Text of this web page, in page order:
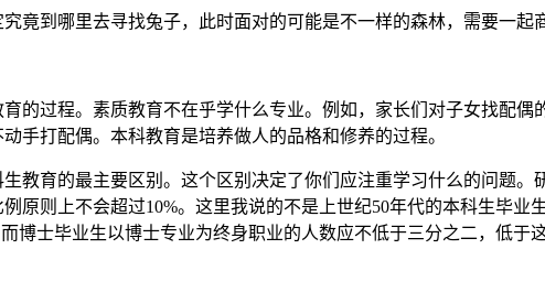
竟到哪里去寻找兔子，此时面对的可能是不一样的森林，需要一起
的过程。素质教育不在乎学什么专业。例如，家长们对子女找配偶
手打配偶。本科教育是培养做人的品格和修养的过程。
教育的最主要区别。这个区别决定了你们应注重学习什么的问题
原则上不会超过10%。这里我说的不是上世纪50年代的本科生毕
博士毕业生以博士专业为终身职业的人数应不低于三分之二，低于